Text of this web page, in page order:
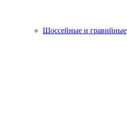
Шоссейные и гравийные